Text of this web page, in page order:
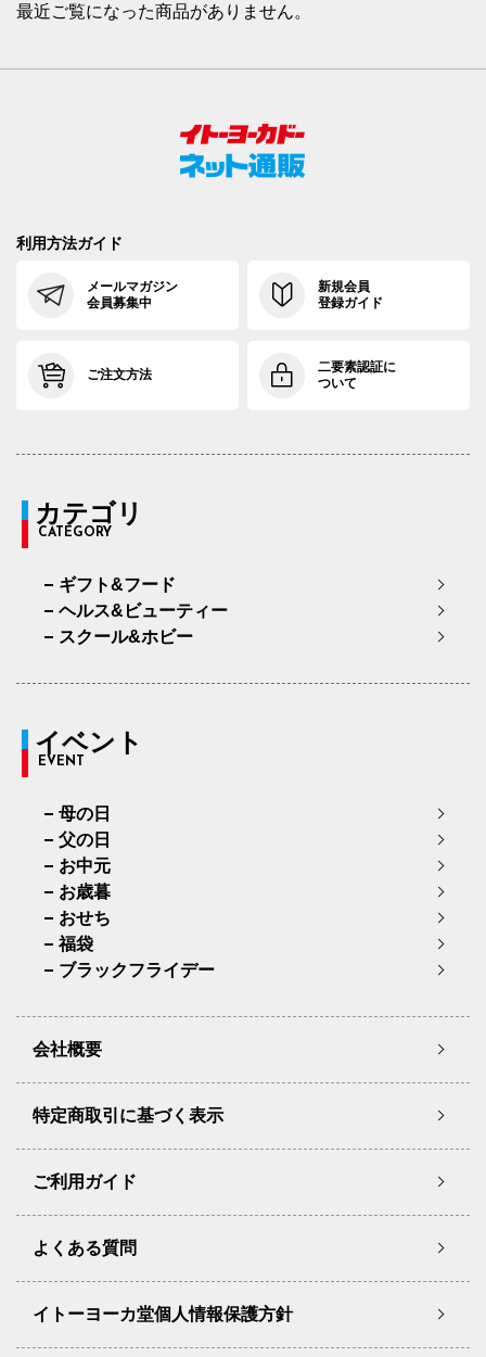
最近ご覧になった商品がありません。
利用方法ガイド
メールマガジン
会員募集中
新規会員
登録ガイド
ご注文方法
二要素認証に
ついて
カテゴリ
CATEGORY
ギフト&フード
ヘルス&ビューティー
スクール&ホビー
イベント
EVENT
母の日
父の日
お中元
お歳暮
おせち
福袋
ブラックフライデー
会社概要
特定商取引に基づく表示
ご利用ガイド
よくある質問
イトーヨーカ堂個人情報保護方針